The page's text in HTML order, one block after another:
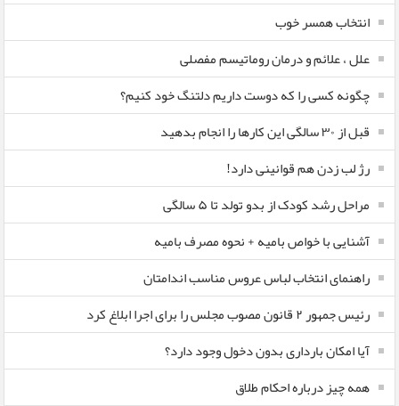
انتخاب همسر خوب
علل ، علائم و درمان روماتیسم مفصلی
چگونه کسی را که دوست داریم دلتنگ خود کنیم؟
قبل از ۳۰ سالگی این کارها را انجام بدهید
رژ لب زدن هم قوانینی دارد!
مراحل رشد کودک از بدو تولد تا ۵ سالگی
آشنایی با خواص بامیه + نحوه مصرف بامیه
راهنمای انتخاب لباس عروس مناسب اندامتان
رئیس جمهور ۲ قانون مصوب مجلس را برای اجرا ابلاغ کرد
آیا امکان بارداری بدون دخول وجود دارد؟
همه چیز درباره احکام طلاق